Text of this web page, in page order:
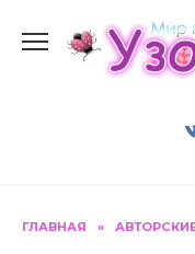
содержанию
ГЛАВНАЯ »